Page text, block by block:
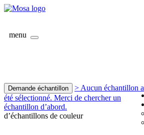
menu
Demande échantillon
> Aucun échantillon a
été sélectionné. Merci de chercher un
échantillon d’abord.
d’échantillons de couleur